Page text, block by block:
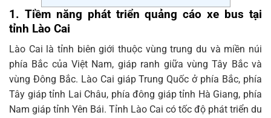
1. Tiềm năng phát triển quảng cáo xe bus tại
tỉnh Lào Cai
Lào Cai là tỉnh biên giới thuộc vùng trung du và miền núi
phía Bắc của Việt Nam, giáp ranh giữa vùng Tây Bắc và
vùng Đông Bắc. Lào Cai giáp Trung Quốc ở phía Bắc, phía
Tây giáp tỉnh Lai Châu, phía đông giáp tỉnh Hà Giang, phía
Nam giáp tỉnh Yên Bái. Tỉnh Lào Cai có tốc độ phát triển du